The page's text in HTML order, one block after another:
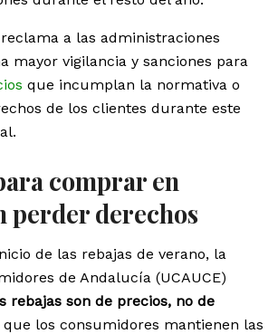
a las administraciones
mayor vigilancia y sanciones para
que incumplan la normativa o
de los clientes durante este
comprar en
perder derechos
de las rebajas de verano, la
de Andalucía (UCAUCE)
rebajas son de precios, no de
que los consumidores mantienen las